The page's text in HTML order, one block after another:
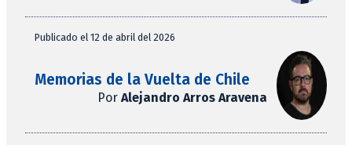
Publicado el 12 de abril del 2026
Memorias de la Vuelta de Chile
Por Alejandro Arros Aravena